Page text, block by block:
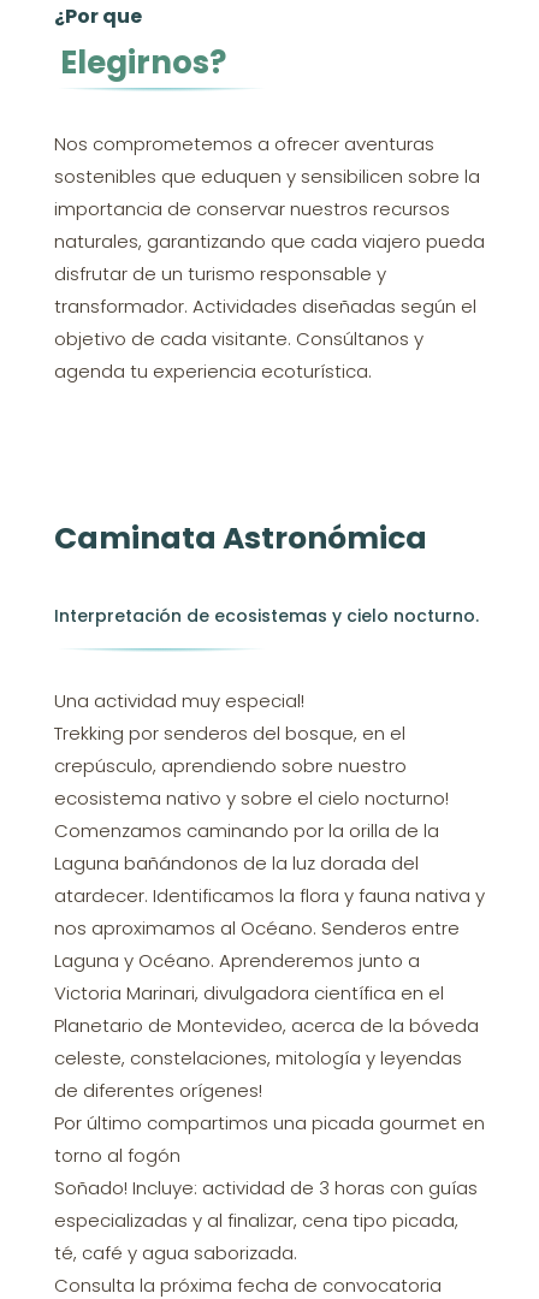
¿Por que
Elegirnos?
Nos comprometemos a ofrecer aventuras
sostenibles que eduquen y sensibilicen sobre la
importancia de conservar nuestros recursos
naturales, garantizando que cada viajero pueda
disfrutar de un turismo responsable y
transformador. Actividades diseñadas según el
objetivo de cada visitante. Consúltanos y
agenda tu experiencia ecoturística.
Caminata Astronómica
Interpretación de ecosistemas y cielo nocturno.
Una actividad muy especial!
Trekking por senderos del bosque, en el
crepúsculo, aprendiendo sobre nuestro
ecosistema nativo y sobre el cielo nocturno!
Comenzamos caminando por la orilla de la
Laguna bañándonos de la luz dorada del
atardecer. Identificamos la flora y fauna nativa y
nos aproximamos al Océano. Senderos entre
Laguna y Océano. Aprenderemos junto a
Victoria Marinari, divulgadora científica en el
Planetario de Montevideo, acerca de la bóveda
celeste, constelaciones, mitología y leyendas
de diferentes orígenes!
Por último compartimos una picada gourmet en
torno al fogón
Soñado! Incluye: actividad de 3 horas con guías
especializadas y al finalizar, cena tipo picada,
té, café y agua saborizada.
Consulta la próxima fecha de convocatoria